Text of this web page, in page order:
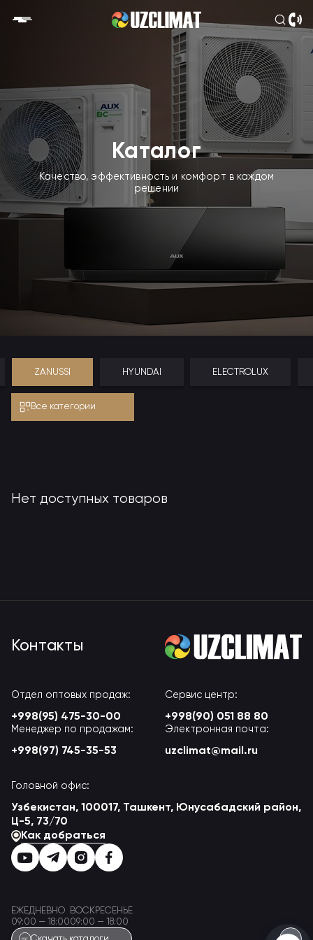
Каталог
Качество, эффективность и комфорт в каждом
решении
ZANUSSI HYUNDAI ELECTROLUX
Все категории
Нет доступных товаров
Контакты
Отдел оптовых продаж:
+998(95) 475-30-00
Сервис центр:
+998(90) 051 88 80
Менеджер по продажам:
+998(97) 745-35-53
Электронная почта:
uzclimat@mail.ru
Головной офис:
Узбекистан, 100017, Ташкент, Юнусабадский район,
Ц-5, 73/70
Как добраться
ЕЖЕДНЕВНО
09:00 — 18:00
ВОСКРЕСЕНЬЕ
09:00 — 18:00